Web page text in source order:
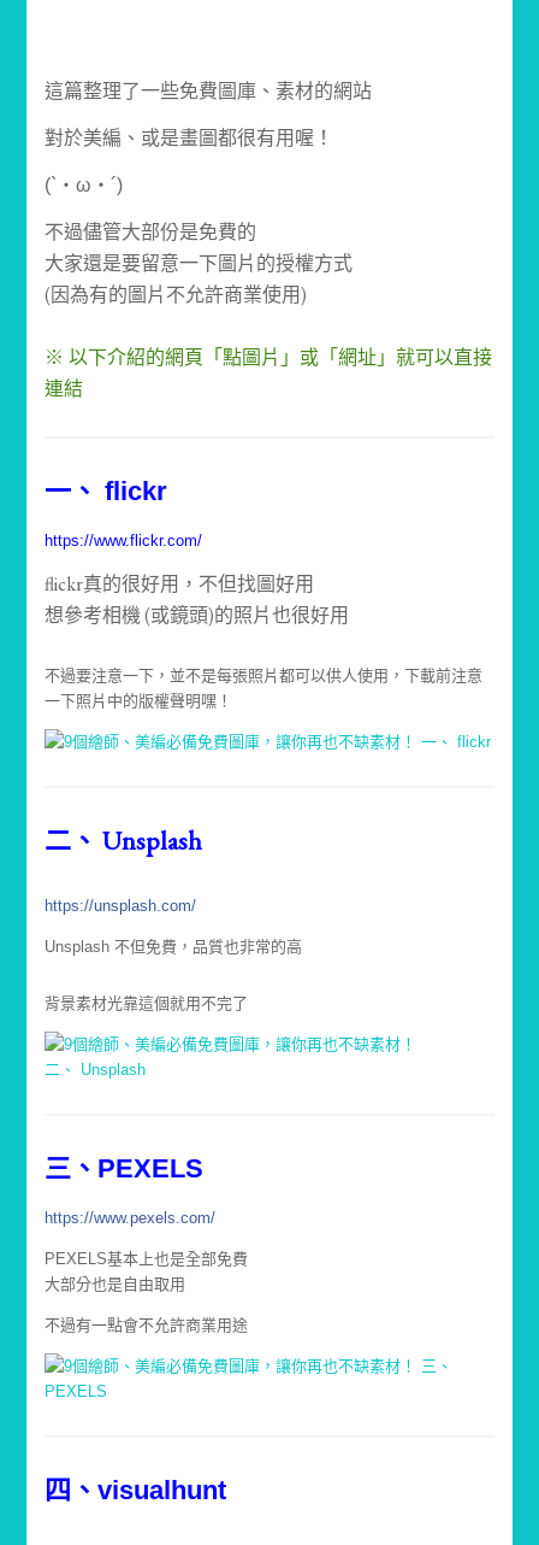
這篇整理了一些免費圖庫、素材的網站
對於美編、或是畫圖都很有用喔！
(`・ω・´)
不過儘管大部份是免費的
大家還是要留意一下圖片的授權方式
(因為有的圖片不允許商業使用)
※ 以下介紹的網頁「點圖片」或「網址」就可以直接
連結
一、 flickr
https://www.flickr.com/
flickr真的很好用，不但找圖好用
想參考相機 (或鏡頭)的照片也很好用
不過要注意一下，並不是每張照片都可以供人使用，下載前注意
一下照片中的版權聲明嘿！
二、 Unsplash
https://unsplash.com/
Unsplash 不但免費，品質也非常的高
背景素材光靠這個就用不完了
三、PEXELS
https://www.pexels.com/
PEXELS基本上也是全部免費
大部分也是自由取用
不過有一點會不允許商業用途
四、visualhunt